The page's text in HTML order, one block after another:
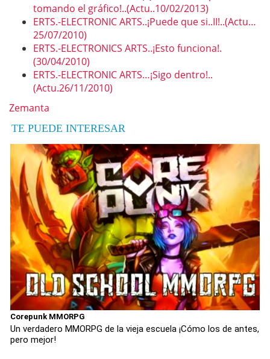
tomando el gráfico!..(Actu..10/02/2013)
ERTS.-ELECTRONIC ARTS..¡Puede que si..II!..(Actu…
25/07/2010)
ERTS.-ELECTRONICS ARTS..¡Esto funciona!.
(30/04/2010)
ERTS.-ELECTRONIC ARTS…¡Sigo dentro!..
(Actu.26/11/2010)
Zemanta
TE PUEDE INTERESAR
Corepunk MMORPG
Un verdadero MMORPG de la vieja escuela ¡Cómo los de antes,
pero mejor!